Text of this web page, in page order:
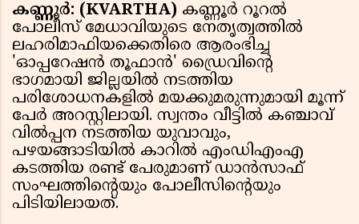
കണ്ണൂർ: (KVARTHA) കണ്ണൂർ റൂറൽ
പോലീസ് മേധാവിയുടെ നേതൃത്വത്തിൽ
ലഹരിമാഫിയക്കെതിരെ ആരംഭിച്ച
'ഓപ്പറേഷൻ തൂഫാൻ' ഡ്രൈവിൻ്റെ
ഭാഗമായി ജില്ലയിൽ നടത്തിയ
പരിശോധനകളിൽ മയക്കുമരുന്നുമായി മൂന്ന്
പേർ അറസ്റ്റിലായി. സ്വന്തം വീട്ടിൽ കഞ്ചാവ്
വിൽപ്പന നടത്തിയ യുവാവും,
പഴയങ്ങാടിയിൽ കാറിൽ എംഡിഎംഎ
കടത്തിയ രണ്ട് പേരുമാണ് ഡാൻസാഫ്
സംഘത്തിൻ്റെയും പോലീസിൻ്റെയും
പിടിയിലായത്.